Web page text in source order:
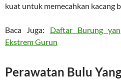
kuat untuk memecahkan kacang
Baca Juga: Daftar Burung
Ekstrem Gurun
Perawatan Bulu